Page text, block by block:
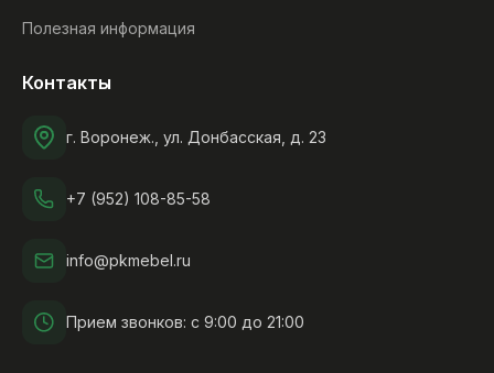
Полезная информация
Контакты
г. Воронеж., ул. Донбасская, д. 23
+7 (952) 108-85-58
info@pkmebel.ru
Прием звонков: с 9:00 до 21:00